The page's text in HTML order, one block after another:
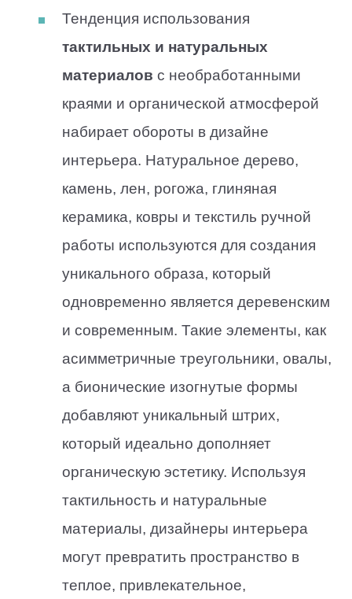
Тенденция использования
тактильных и натуральных
материалов с необработанными
краями и органической атмосферой
набирает обороты в дизайне
интерьера. Натуральное дерево,
камень, лен, рогожа, глиняная
керамика, ковры и текстиль ручной
работы используются для создания
уникального образа, который
одновременно является деревенским
и современным. Такие элементы, как
асимметричные треугольники, овалы,
а бионические изогнутые формы
добавляют уникальный штрих,
который идеально дополняет
органическую эстетику. Используя
тактильность и натуральные
материалы, дизайнеры интерьера
могут превратить пространство в
теплое, привлекательное,